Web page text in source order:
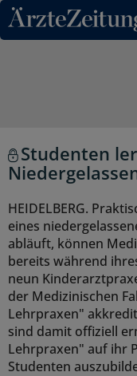
Direkt zum
Studenten
HEIDELBERG.
eines
abläuft, können
bereits während
neun
der Medizinischen
Lehrpraxen"
sind damit offiziell
Lehrpraxen" auf ihr
Studenten